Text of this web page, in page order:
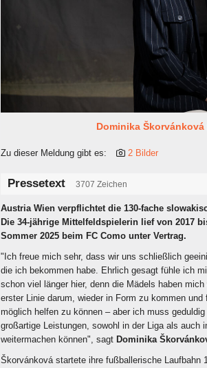
Dominika
Zu dieser Meldung gibt es: 2 Bilder
Pressetext 3707 Zeichen
Austria Wien verpflichtet die 130-fache
Die 34-jährige Mittelfeldspielerin lief von 2017
Sommer 2025 beim FC Como unter Vertrag.
"Ich freue mich sehr, dass wir uns schließlich
die ich bekommen habe. Ehrlich gesagt fühle ich
schon viel länger hier, denn die Mädels haben
erster Linie darum, wieder in Form zu kommen
möglich helfen zu können – aber ich muss
großartige Leistungen, sowohl in der Liga als auch
weitermachen können", sagt Dominika
Škorvánková startete ihre fußballerische Laufbahn